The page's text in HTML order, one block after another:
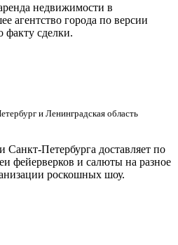
недвижимости в
агентство города по версии
сделки.
и Ленинградская область
Санкт-Петербурга доставляет по
фейерверков и салюты на разное
роскошных шоу.